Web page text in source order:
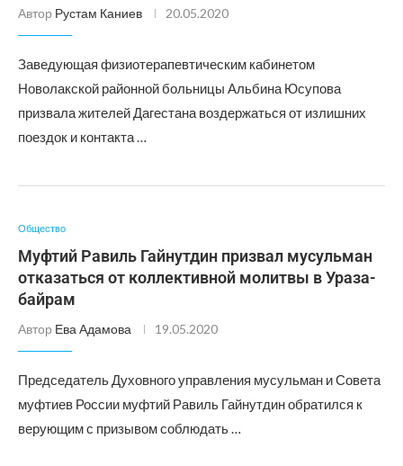
Автор Рустам Каниев 20.05.2020
Заведующая физиотерапевтическим кабинетом
Новолакской районной больницы Альбина Юсупова
призвала жителей Дагестана воздержаться от излишних
поездок и контакта …
Общество
Муфтий Равиль Гайнутдин призвал мусульман
отказаться от коллективной молитвы в Ураза-
байрам
Автор Ева Адамова 19.05.2020
Председатель Духовного управления мусульман и Совета
муфтиев России муфтий Равиль Гайнутдин обратился к
верующим с призывом соблюдать …